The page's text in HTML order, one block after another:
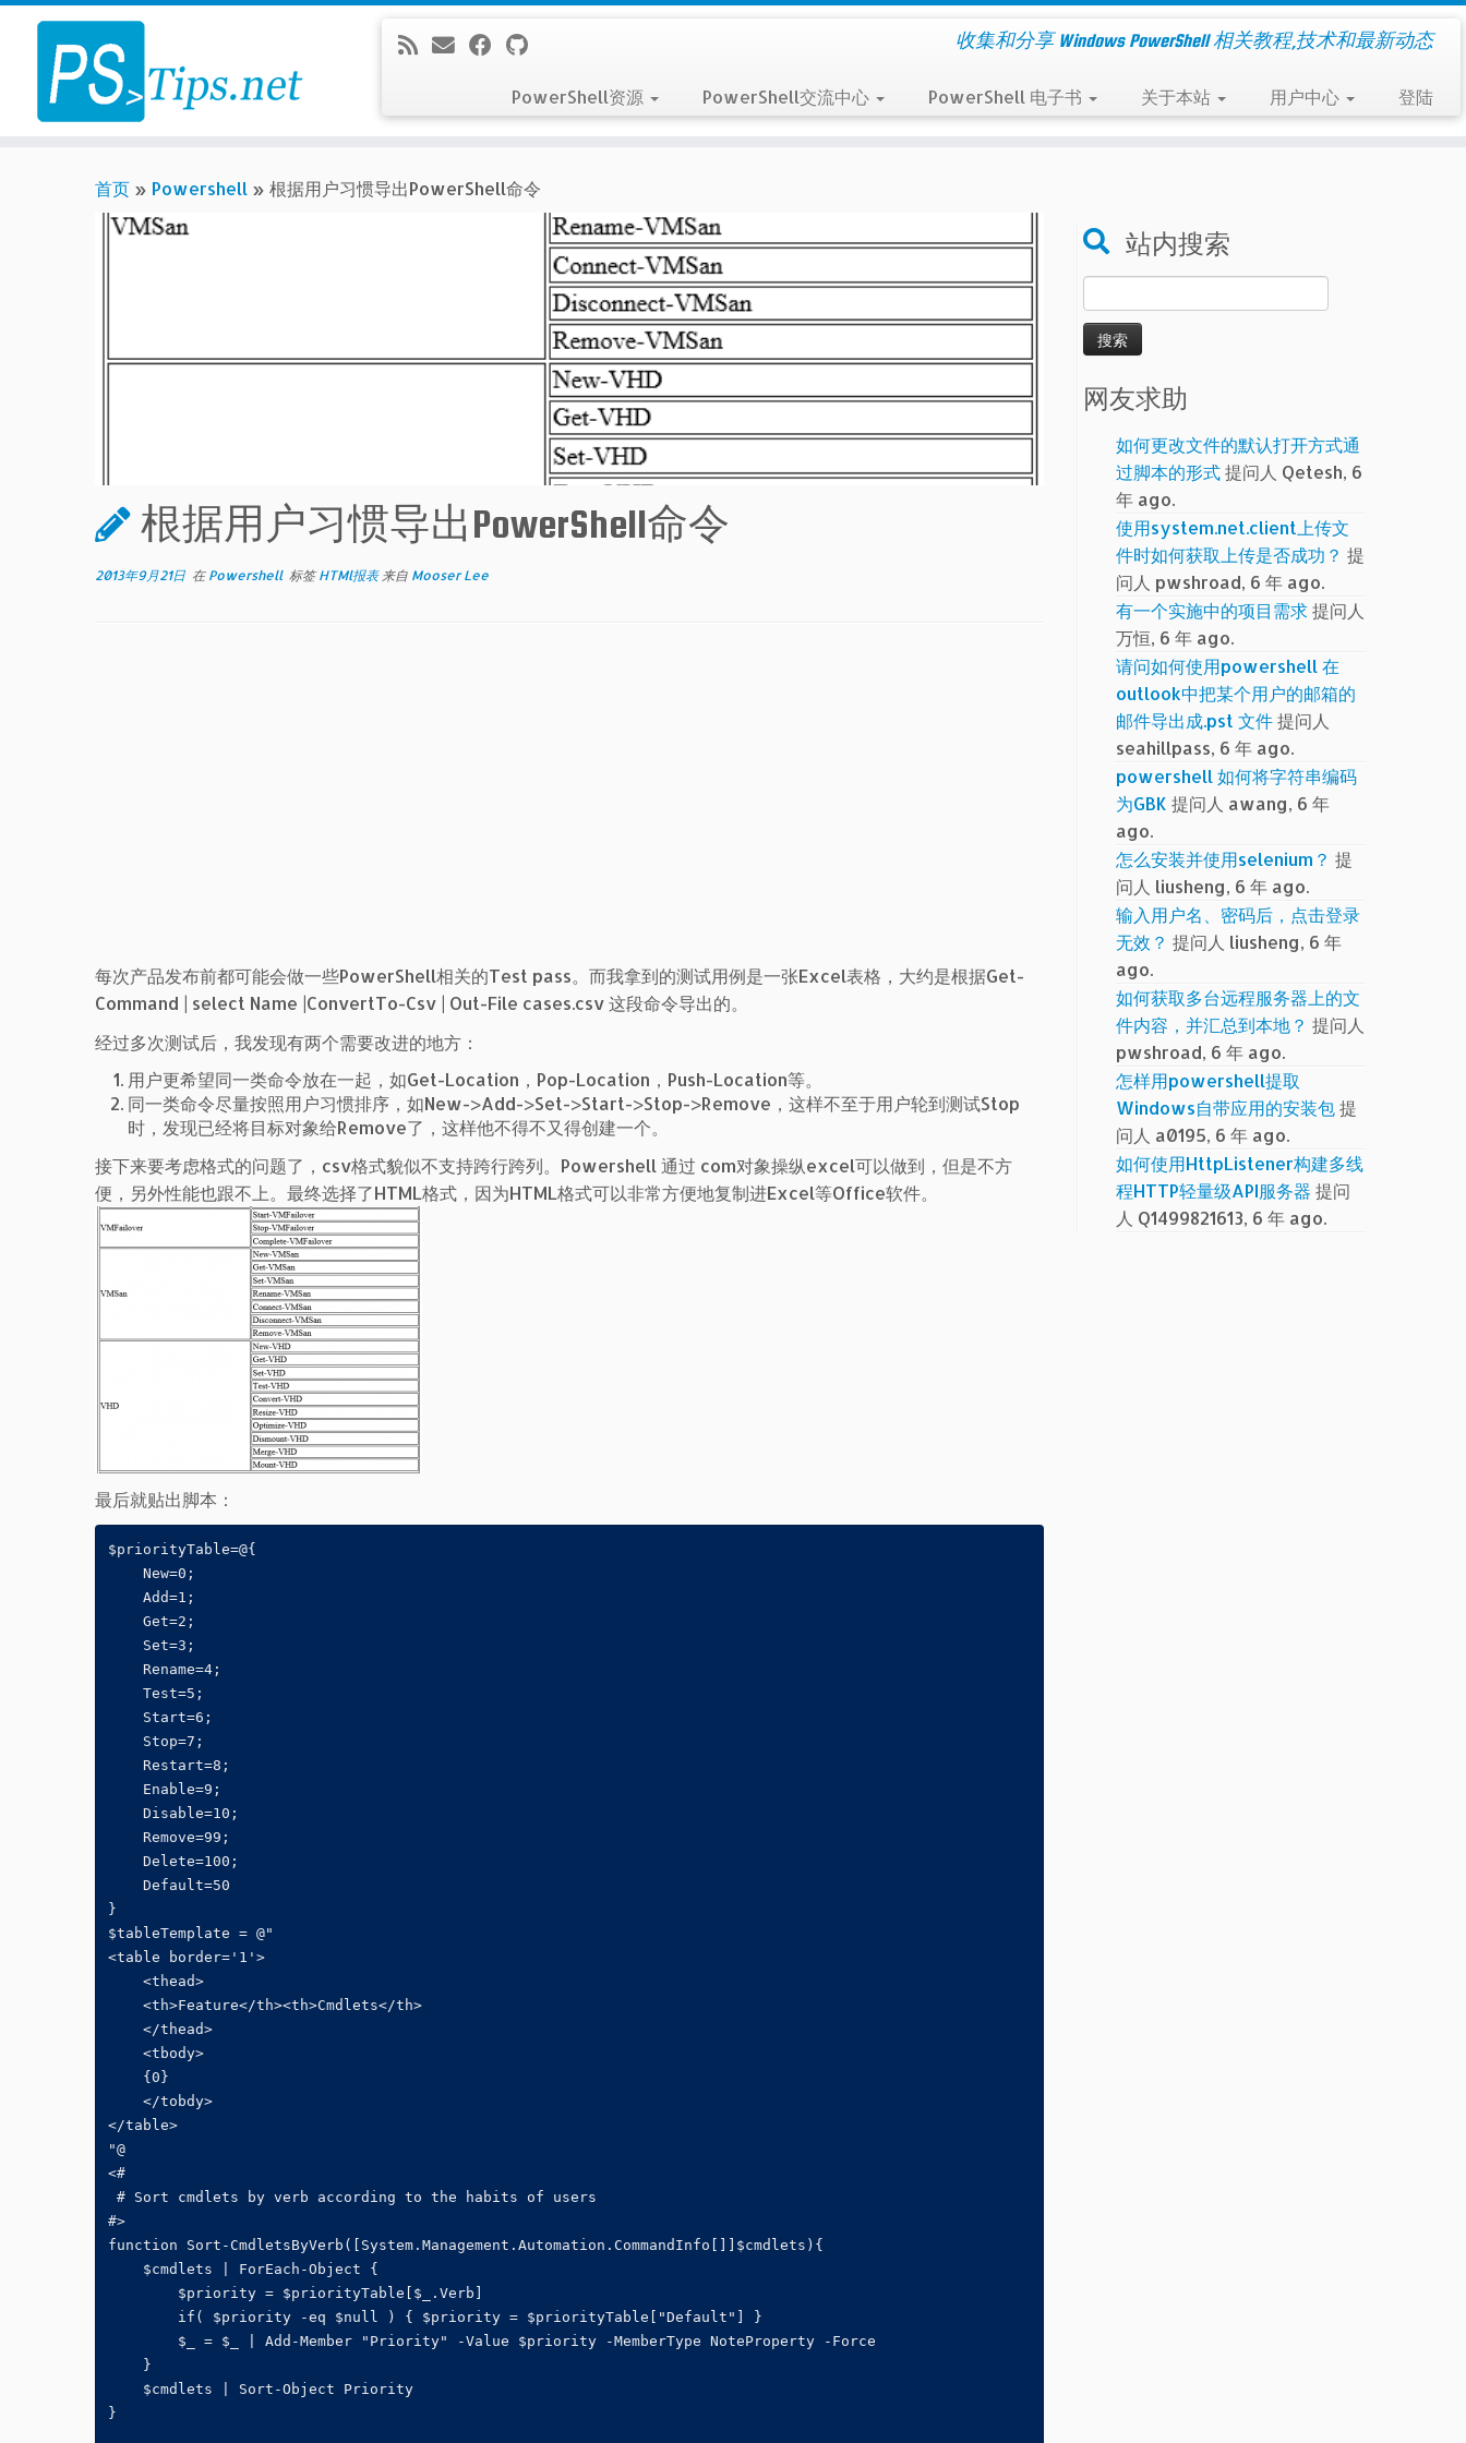
Skip
content
收集和分享 Windows PowerShell 相关教程,技术和最新动态
PowerShell资源 PowerShell交流中心 PowerShell 电子书 关于本站 用户中心 登陆
首页 » Powershell » 根据用户习惯导出PowerShell命令
根据用户习惯导出PowerShell命令
2013年9月21日 在 Powershell 标签HTMl报表 来自 Mooser Lee
每次产品发布前都可能会做一些PowerShell相关的Test pass。而我拿到的测试用例是一张Excel表格，大约是根据Get-
Command | select Name |ConvertTo-Csv | Out-File cases.csv 这段命令导出的。
经过多次测试后，我发现有两个需要改进的地方：
用户更希望同一类命令放在一起，如Get-Location，Pop-Location，Push-Location等。
同一类命令尽量按照用户习惯排序，如New->Add->Set->Start->Stop->Remove，这样不至于用户轮到测试Stop
时，发现已经将目标对象给Remove了，这样他不得不又得创建一个。
接下来要考虑格式的问题了，csv格式貌似不支持跨行跨列。Powershell 通过 com对象操纵excel可以做到，但是不方
便，另外性能也跟不上。最终选择了HTML格式，因为HTML格式可以非常方便地复制进Excel等Office软件。
最后就贴出脚本：
$priorityTable=@{
    New=0;
    Add=1;
    Get=2;
    Set=3;
    Rename=4;
    Test=5;
    Start=6;
    Stop=7;
    Restart=8;
    Enable=9;
    Disable=10;
    Remove=99;
    Delete=100;
    Default=50
}
$tableTemplate = @"
<table border='1'>
    <thead>
    <th>Feature</th><th>Cmdlets</th>
    </thead>
    <tbody>
    {0}
    </tobdy>
</table>
"@
<#
# Sort cmdlets by verb according to the habits of users
#>
function Sort-CmdletsByVerb([System.Management.Automation.CommandInfo[]]$cmdlets){
    $cmdlets | ForEach-Object {
        $priority = $priorityTable[$_.Verb]
        if( $priority -eq $null ) { $priority = $priorityTable["Default"] }
        $_ = $_ | Add-Member "Priority" -Value $priority -MemberType NoteProperty -Force
    }
    $cmdlets | Sort-Object Priority
}
站内搜索
索：
网友求助
如何更改文件的默认打开方式通
过脚本的形式提问人 Qetesh, 6
年 ago.
使用system.net.client上传文
件时如何获取上传是否成功？ 提
问人 pwshroad, 6 年 ago.
有一个实施中的项目需求提问人
万恒, 6 年 ago.
请问如何使用powershell 在
outlook中把某个用户的邮箱的
邮件导出成.pst 文件提问人
seahillpass, 6 年 ago.
powershell 如何将字符串编码
为GBK 提问人 awang, 6 年
ago.
怎么安装并使用selenium？ 提
问人 liusheng, 6 年 ago.
输入用户名、密码后，点击登录
无效？ 提问人 liusheng, 6 年
ago.
如何获取多台远程服务器上的文
件内容，并汇总到本地？ 提问人
pwshroad, 6 年 ago.
怎样用powershell提取
Windows自带应用的安装包提
问人 a0195, 6 年 ago.
如何使用HttpListener构建多线
程HTTP轻量级API服务器 提问
人 Q1499821613, 6 年 ago.